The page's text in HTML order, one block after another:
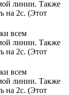
линии. Также
на 2с. (Этот
всем
линии. Также
на 2с. (Этот
всем
линии. Также
на 2с. (Этот